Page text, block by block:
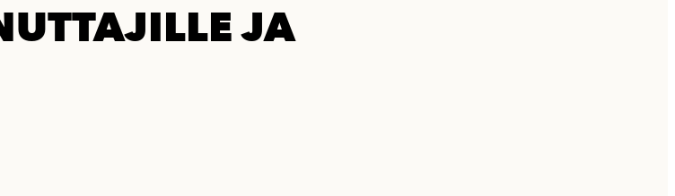
JA